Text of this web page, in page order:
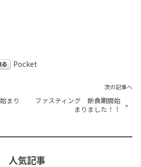
Pocket
まり
次の記事へ
ファスティング 断食期間始
まりました！！
»
人気記事